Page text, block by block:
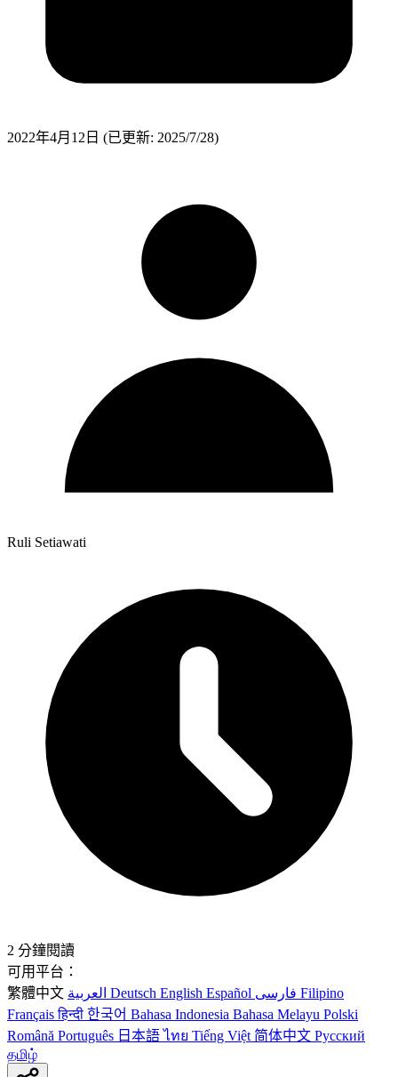
2022年4月12日 (已更新: 2025/7/28)
Ruli Setiawati
2 分鐘閱讀
可用平台：
繁體中文
Deutsch English Español
Filipino
Françaisहिन्दी 한국어 Bahasa Indonesia Bahasa Melayu Polski
Română Português 日本語ไทย Tiếng Việt 简体中文 Русский
தமிழ்